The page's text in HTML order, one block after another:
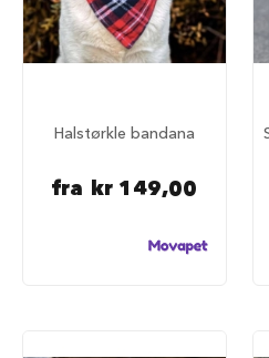
H
u
r
Halstørkle bandana
fra kr 149,00